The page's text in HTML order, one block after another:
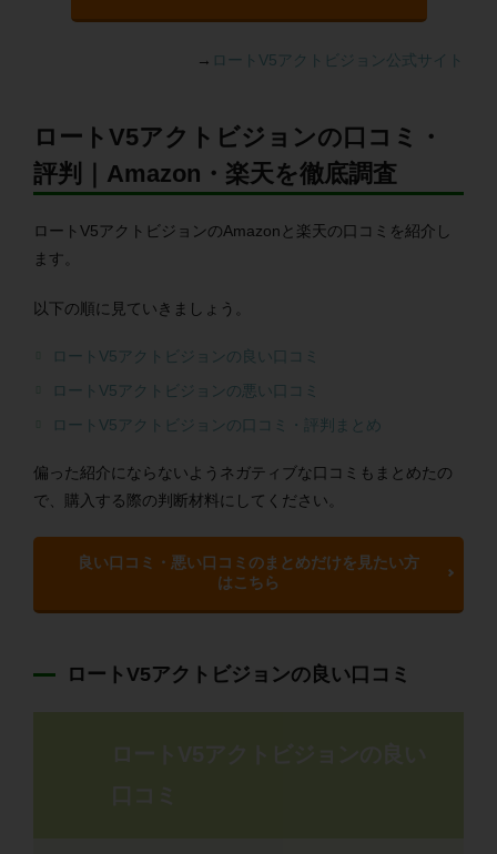
→ ロートV5アクトビジョン公式サイト
ロートV5アクトビジョンの口コミ・
評判｜Amazon・楽天を徹底調査
ロートV5アクトビジョンのAmazonと楽天の口コミを紹介し
ます。
以下の順に見ていきましょう。
ロートV5アクトビジョンの良い口コミ
ロートV5アクトビジョンの悪い口コミ
ロートV5アクトビジョンの口コミ・評判まとめ
偏った紹介にならないようネガティブな口コミもまとめたの
で、購入する際の判断材料にしてください。
良い口コミ・悪い口コミのまとめだけを見たい方
はこちら
ロートV5アクトビジョンの良い口コミ